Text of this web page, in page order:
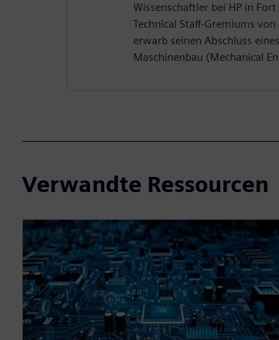
Wissenschaftler bei HP in
Technical Staff-Gremiums
erwarb seinen Abschluss
Maschinenbau (Mechanical
Verwandte Ressourcen